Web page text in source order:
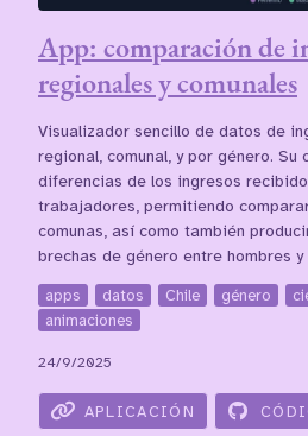
App: comparación de
regionales y comunales
Visualizador sencillo de datos de
regional, comunal, y por género.
diferencias de los ingresos
trabajadores, permitiendo
comunas, así como también
brechas de género entre hombres y
apps datos Chile género
animaciones
24/9/2025
APLICACIÓN